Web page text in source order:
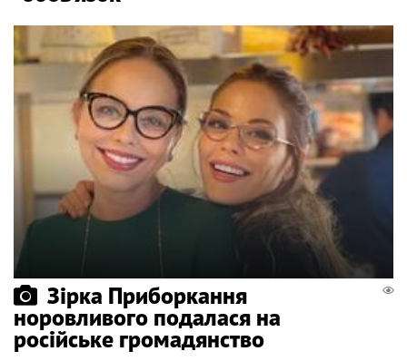
Зірка Приборкання
норовливого подалася на
російське громадянство